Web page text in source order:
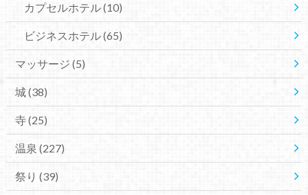
カプセルホテル(10)
ビジネスホテル(65)
マッサージ (5)
城(38)
寺(25)
温泉 (227)
祭り (39)